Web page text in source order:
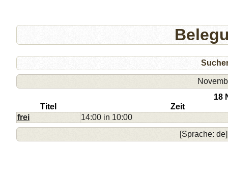
18
Titel
Zeit
frei
14:00 in 10:00
[Sprache: